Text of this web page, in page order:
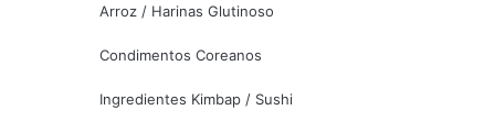
Arroz / Harinas Glutinoso
Condimentos Coreanos
Ingredientes Kimbap / Sushi